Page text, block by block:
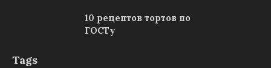
10 рецептов тортов по
ГОСТу
Tags